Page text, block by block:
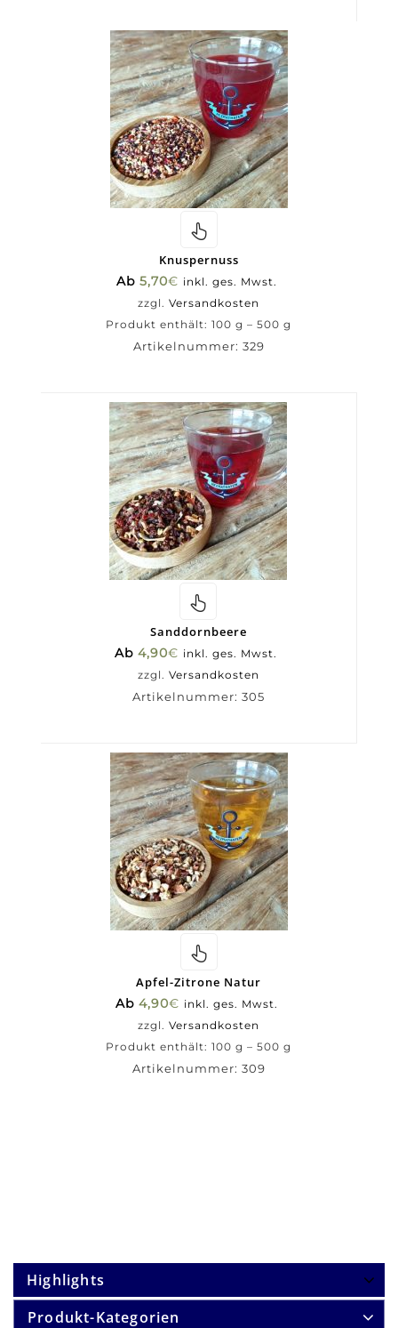
Knuspernuss
Ab 5,70€ inkl. ges. Mwst.
zzgl.Versandkosten
Produkt enthält: 100g – 500g
Artikelnummer: 329
Sanddornbeere
Ab4,90€ inkl. ges. Mwst.
zzgl. Versandkosten
Artikelnummer: 305
Apfel-Zitrone Natur
Ab 4,90€ inkl. ges. Mwst.
zzgl.Versandkosten
Produkt enthält: 100g – 500g
Artikelnummer: 309
Highlights
Produkt-Kategorien